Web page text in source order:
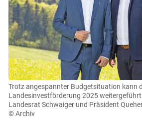
Trotz angespannter Budgetsituation kann
Landesinvestförderung 2025 weitergeführt
Landesrat Schwaiger und Präsident
© Archiv